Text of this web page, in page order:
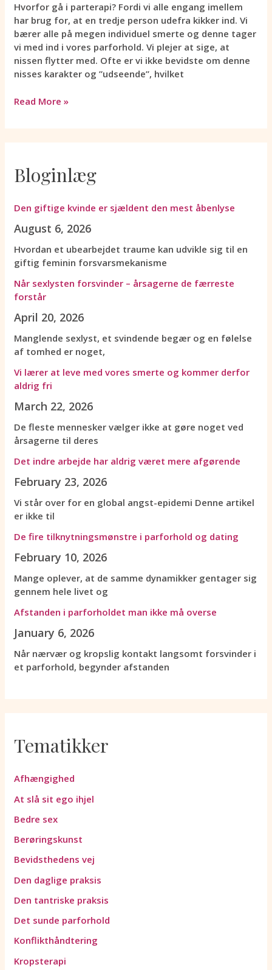
Hvorfor gå i parterapi? Fordi vi alle engang imellem
har brug for, at en tredje person udefra kikker ind. Vi
bærer alle på megen individuel smerte og denne tager
vi med ind i vores parforhold. Vi plejer at sige, at
nissen flytter med. Ofte er vi ikke bevidste om denne
nisses karakter og ”udseende”, hvilket
Read More »
Bloginlæg
Den giftige kvinde er sjældent den mest åbenlyse
August 6, 2026
Hvordan et ubearbejdet traume kan udvikle sig til en
giftig feminin forsvarsmekanisme
Når sexlysten forsvinder – årsagerne de færreste
forstår
April 20, 2026
Manglende sexlyst, et svindende begær og en følelse
af tomhed er noget,
Vi lærer at leve med vores smerte og kommer derfor
aldrig fri
March 22, 2026
De fleste mennesker vælger ikke at gøre noget ved
årsagerne til deres
Det indre arbejde har aldrig været mere afgørende
February 23, 2026
Vi står over for en global angst-epidemi Denne artikel
er ikke til
De fire tilknytningsmønstre i parforhold og dating
February 10, 2026
Mange oplever, at de samme dynamikker gentager sig
gennem hele livet og
Afstanden i parforholdet man ikke må overse
January 6, 2026
Når nærvær og kropslig kontakt langsomt forsvinder i
et parforhold, begynder afstanden
Tematikker
Afhængighed
At slå sit ego ihjel
Bedre sex
Berøringskunst
Bevidsthedens vej
Den daglige praksis
Den tantriske praksis
Det sunde parforhold
Konflikthåndtering
Kropsterapi